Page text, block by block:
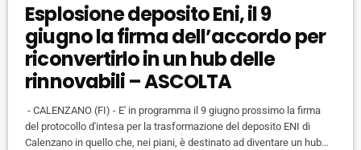
Esplosione deposito Eni, il 9
giugno la firma dell’accordo per
riconvertirlo in un hub delle
rinnovabili – ASCOLTA
- CALENZANO (FI) - E' in programma il 9 giugno prossimo la firma
del protocollo d'intesa per la trasformazione del deposito ENI di
Calenzano in quello che, nei piani, è destinato ad diventare un hub